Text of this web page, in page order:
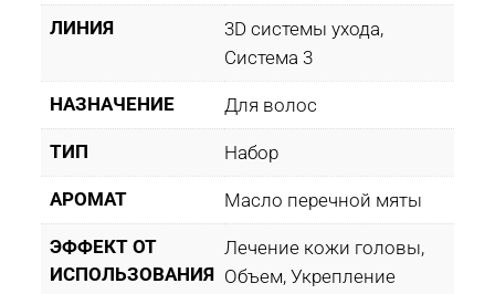
ЛИНИЯ
3D системы ухода,
Система 3
НАЗНАЧЕНИЕ Для волос
ТИП Набор
АРОМАТ Масло перечной мяты
ЭФФЕКТ ОТ
ИСПОЛЬЗОВАНИЯ
Лечение кожи головы,
Объем, Укрепление